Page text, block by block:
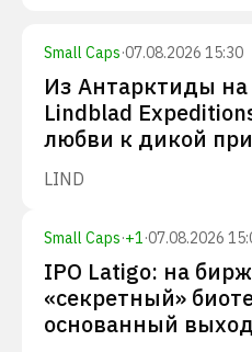
Small Caps·07.08.2026 15:30
Из Антарктиды на
Lindblad
любви к дикой
LIND
Small Caps·+1·07.08.2026
IPO Latigo: на
«секретный»
основанный